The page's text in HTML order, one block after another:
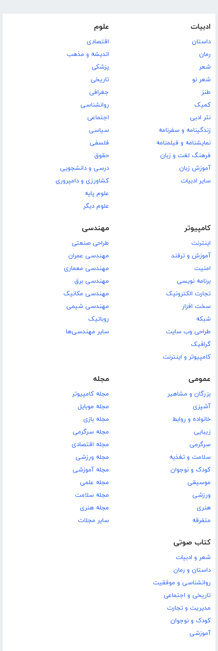
ادبیات
داستان
رمان
شعر
شعر نو
طنز
کمیک
نثر ادبی
زندگینامه و سفرنامه
نمایشنامه و فیلمنامه
فرهنگ لغت و زبان
آموزش زبان
سایر ادبیات
علوم
اقتصادی
اندیشه و مذهب
پزشکی
تاریخی
جغرافی
روانشناسی
اجتماعی
سیاسی
فلسفی
حقوق
درسی و دانشجویی
کشاورزی و دامپروری
علوم پایه
علوم دیگر
کامپیوتر
اینترنت
آموزش و ترفند
امنیت
برنامه نویسی
تجارت الکترونیک
سخت افزار
شبکه
طراحی وب سایت
گرافیک
کامپیوتر و اینترنت
مهندسی
طراحی صنعتی
مهندسی عمران
مهندسی معماری
مهندسی برق
مهندسی مکانیک
مهندسی شیمی
روباتیک
سایر مهندسی‌ها
عمومی
بزرگان و مشاهیر
آشپزی
خانواده و روابط
زیبایی
سرگرمی
سلامت و تغذیه
کودک و نوجوان
موسیقی
ورزشی
هنری
متفرقه
مجله
مجله کامپیوتر
مجله موبایل
مجله بازی
مجله سرگرمی
مجله اقتصادی
مجله ورزشی
مجله آموزشی
مجله علمی
مجله سلامت
مجله هنری
سایر مجلات
کتاب صوتی
شعر و ادبیات
داستان و رمان
روانشناسی و موفقیت
تاریخی و اجتماعی
مدیریت و تجارت
کودک و نوجوان
آموزشی